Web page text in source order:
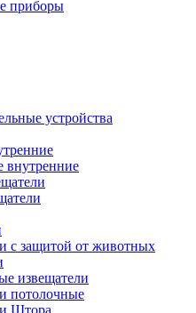
приборы
устройства
внутренние
с защитой от животных
извещатели
потолочные
Штора